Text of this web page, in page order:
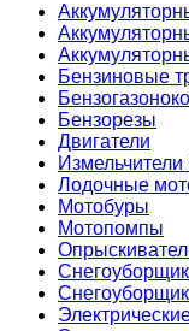
Бензиновые
Бензорезы
Двигатели
Лодочные
Мотобуры
Мотопомпы